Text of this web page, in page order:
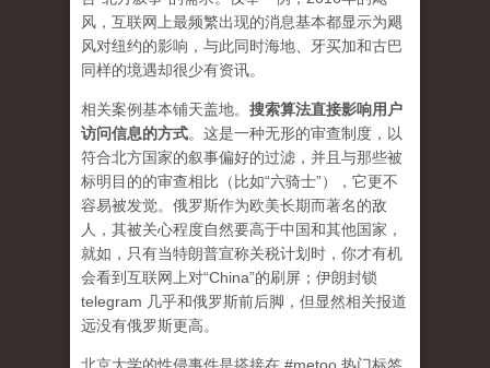
风，互联网上最频繁出现的消息基本都显示为飓
风对纽约的影响，与此同时海地、牙买加和古巴
同样的境遇却很少有资讯。
相关案例基本铺天盖地。 搜索算法直接影响用户
访问信息的方式。 这是一种无形的审查制度，以
符合北方国家的叙事偏好的过滤，并且与那些被
标明目的的审查相比（比如“六骑士”），它更不
容易被发觉。俄罗斯作为欧美长期而著名的敌
人，其被关心程度自然要高于中国和其他国家，
就如，只有当特朗普宣称关税计划时，你才有机
会看到互联网上对“China”的刷屏；伊朗封锁
telegram 几乎和俄罗斯前后脚，但显然相关报道
远没有俄罗斯更高。